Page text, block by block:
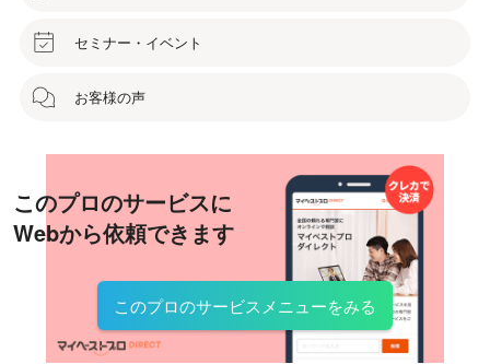
セミナー・イベント
お客様の声
このプロのサービスに
Webから依頼できます
このプロのサービスメニューをみる